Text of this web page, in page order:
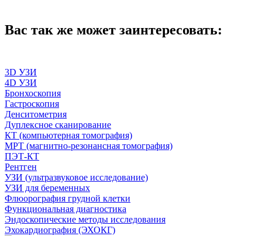
Вас так же может заинтересовать:
3D УЗИ
4D УЗИ
Бронхоскопия
Гастроскопия
Денситометрия
Дуплексное сканирование
КТ (компьютерная томография)
МРТ (магнитно-резонансная томография)
ПЭТ-КТ
Рентген
УЗИ (ультразвуковое исследование)
УЗИ для беременных
Флюорография грудной клетки
Функциональная диагностика
Эндоскопические методы исследования
Эхокардиография (ЭХОКГ)